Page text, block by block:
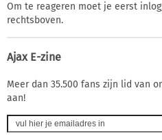
Om te reageren moet je eerst
rechtsboven.
Ajax E-zine
Meer dan 35.500 fans zijn lid van
aan!